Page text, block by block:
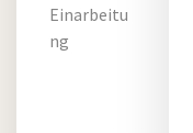
Einarbeitu
ng